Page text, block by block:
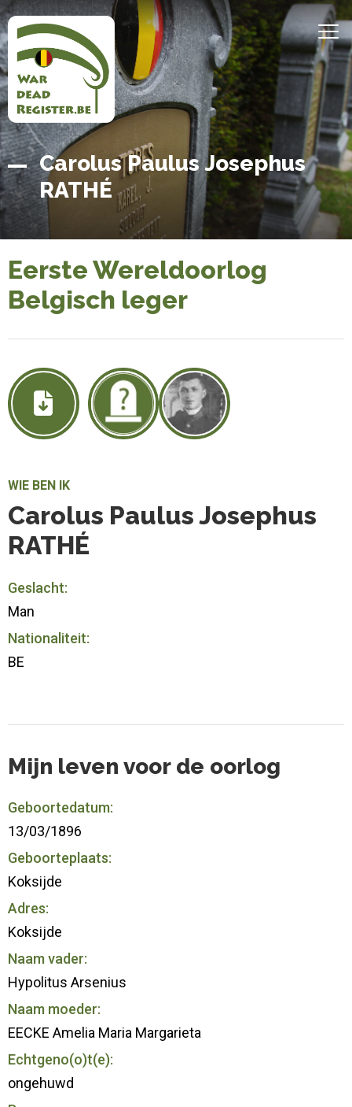
Overslaan
en
naar
de
inhoud
gaan
Home
Belgian
War
Dead
Register
Carolus Paulus Josephus
RATHÉ
Eerste Wereldoorlog
Belgisch leger
WIE BEN IK
Carolus Paulus Josephus
RATHÉ
Geslacht:
Man
Nationaliteit:
BE
Mijn leven voor de oorlog
Geboortedatum:
13/03/1896
Geboorteplaats:
Koksijde
Adres:
Koksijde
Naam vader:
Hypolitus Arsenius
Naam moeder:
EECKE Amelia Maria Margarieta
Echtgeno(o)t(e):
ongehuwd